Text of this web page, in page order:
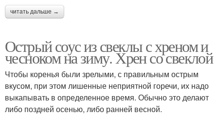
читать дальше →
Острый соус из свеклы с хреном и
чесноком на зиму. Хрен со свеклой
Чтобы коренья были зрелыми, с правильным острым
вкусом, при этом лишенные неприятной горечи, их надо
выкапывать в определенное время. Обычно это делают
либо поздней осенью, либо ранней весной.